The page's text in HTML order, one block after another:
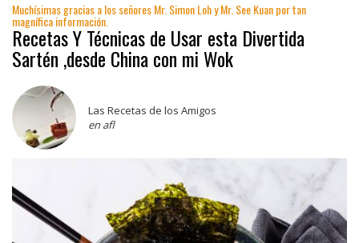
Muchísimas gracias a los señores Mr. Simon Loh y Mr. See Kuan por tan
magnífica información.
Recetas Y Técnicas de Usar esta Divertida
Sartén ,desde China con mi Wok
Las Recetas de los Amigos
en afl